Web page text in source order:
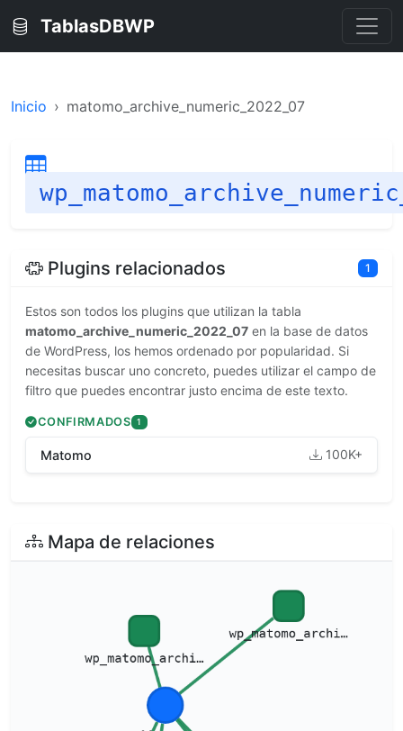
TablasDBWP
Inicio matomo_archive_numeric_2022_07
Plugins relacionados 1
Estos son todos los plugins que utilizan la tabla
matomo_archive_numeric_2022_07 en la base de datos
de WordPress, los hemos ordenado por popularidad. Si
necesitas buscar uno concreto, puedes utilizar el campo de
filtro que puedes encontrar justo encima de este texto.
CONFIRMADOS 1
Matomo 100K+
Mapa de relaciones